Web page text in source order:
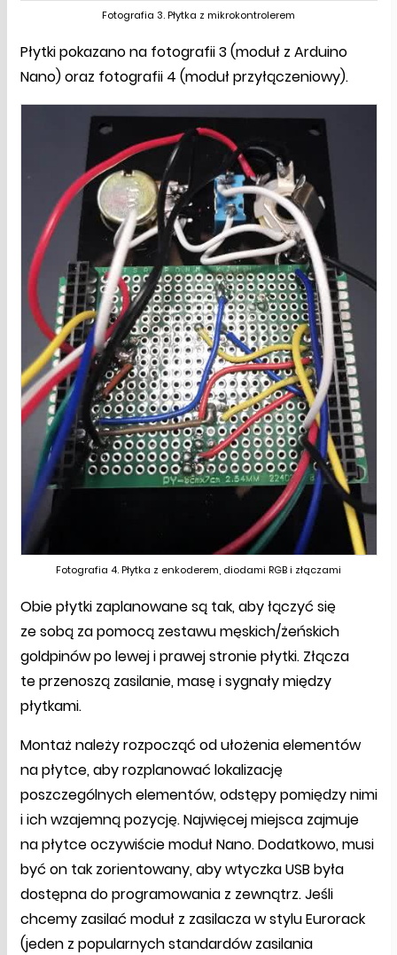
Fotografia 3. Płytka z mikrokontrolerem
Płytki pokazano na fotografii 3 (moduł z Arduino
Nano) oraz fotografii 4 (moduł przyłączeniowy).
Fotografia 4. Płytka z enkoderem, diodami RGB i złączami
Obie płytki zaplanowane są tak, aby łączyć się
ze sobą za pomocą zestawu męskich/żeńskich
goldpinów po lewej i prawej stronie płytki. Złącza
te przenoszą zasilanie, masę i sygnały między
płytkami.
Montaż należy rozpocząć od ułożenia elementów
na płytce, aby rozplanować lokalizację
poszczególnych elementów, odstępy pomiędzy nimi
i ich wzajemną pozycję. Najwięcej miejsca zajmuje
na płytce oczywiście moduł Nano. Dodatkowo, musi
być on tak zorientowany, aby wtyczka USB była
dostępna do programowania z zewnątrz. Jeśli
chcemy zasilać moduł z zasilacza w stylu Eurorack
(jeden z popularnych standardów zasilania